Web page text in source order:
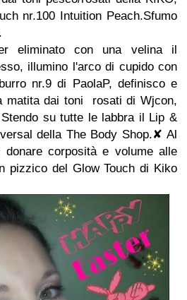
nr.100 Intuition Peach.Sfumo
eliminato con una velina il
illumino l'arco di cupido con
nr.9 di PaolaP, definisco e
matita dai toni rosati di Wjcon,
Stendo su tutte le labbra il Lip &
della The Body Shop.✘ Al
corposità e volume alle
pizzico del Glow Touch di Kiko